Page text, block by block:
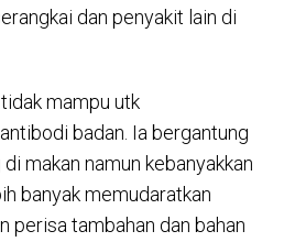
dan penyakit lain di
mampu utk
badan. Ia bergantung
makan namun kebanyakkan
banyak memudaratkan
perisa tambahan dan bahan